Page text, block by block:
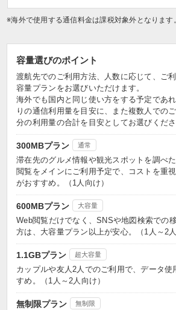
※海外で使用する通信料金は課税対象外となります。
容量選びのポイント
渡航先でのご利用方法、人数に応じて、ご
容量プランをお選びいただけます。
海外でも国内と同じ使い方をする予定であ
りの通信利用量を目安に、また複数人での
分の利用量の合計を目安としてお選びくださ
300MBプラン 通常
滞在先のグルメ情報や観光スポットを調べ
閲覧をメインにご利用予定で、コストを重
がおすすめ。（1人向け）
600MBプラン 大容量
Web閲覧だけでなく、SNSや地図検索での
方は、大容量プラン以上が安心。（1人～2人
1.1GBプラン 超大容量
カップルや友人2人でのご利用で、データ使
すめ。（1人～2人向け）
無制限プラン 無制限